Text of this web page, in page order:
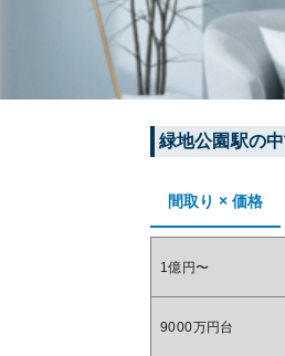
緑地公園駅の
間取り × 価格
1億円〜
9000万円台